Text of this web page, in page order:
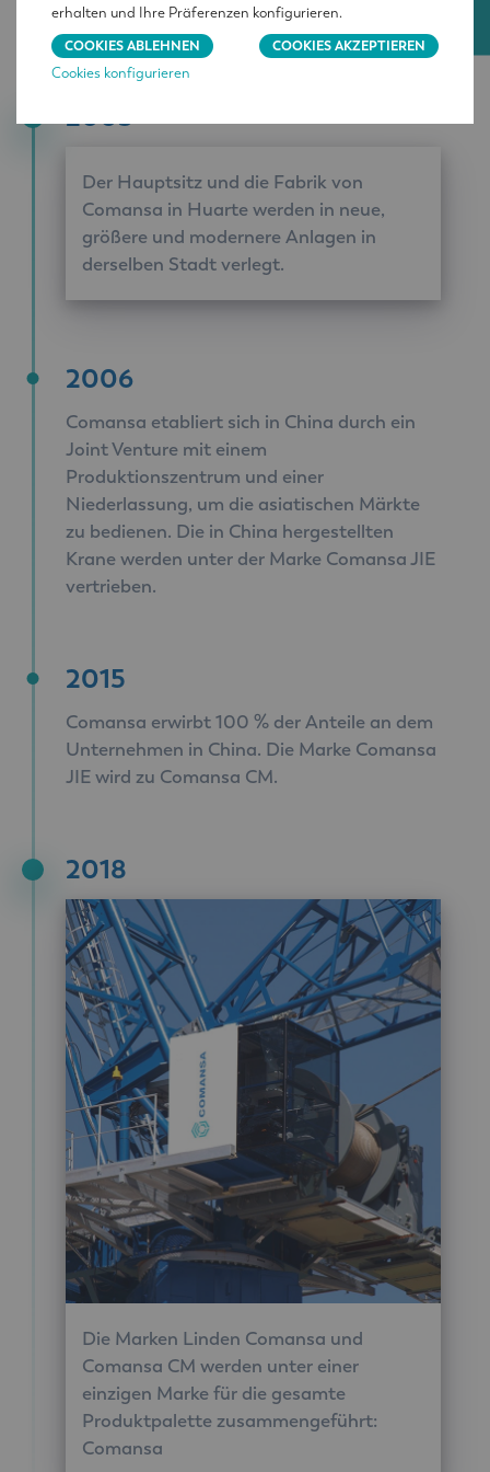
2005
Der Hauptsitz und die Fabrik von
Comansa in Huarte werden in neue,
größere und modernere Anlagen in
derselben Stadt verlegt.
2006
Comansa etabliert sich in China durch ein
Joint Venture mit einem
Produktionszentrum und einer
Niederlassung, um die asiatischen Märkte
zu bedienen. Die in China hergestellten
Krane werden unter der Marke Comansa JIE
vertrieben.
2015
Comansa erwirbt 100 % der Anteile an dem
Unternehmen in China. Die Marke Comansa
JIE wird zu Comansa CM.
2018
Die Marken Linden Comansa und
Comansa CM werden unter einer
einzigen Marke für die gesamte
Produktpalette zusammengeführt:
Comansa
erhalten und Ihre Präferenzen konfigurieren.
COOKIES ABLEHNEN
COOKIES AKZEPTIEREN
Cookies konfigurieren